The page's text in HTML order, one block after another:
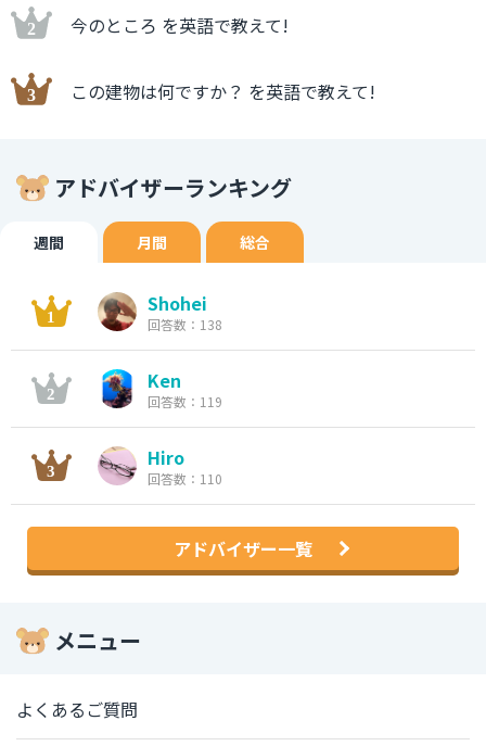
今のところ を英語で教えて!
この建物は何ですか？ を英語で教えて!
アドバイザーランキング
週間 月間 総合
Shohei
回答数：138
Ken
回答数：119
Hiro
回答数：110
アドバイザー一覧
メニュー
よくあるご質問